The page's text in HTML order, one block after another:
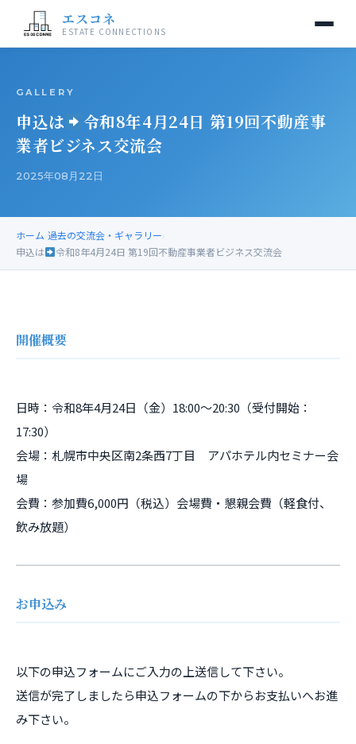
エスコネ
ESTATE CONNECTIONS
GALLERY
申込は
令和8年4月24日 第19回不動産事
業者ビジネス交流会
2025年08月22日
ホーム 過去の交流会・ギャラリー
申込は
令和8年4月24日 第19回不動産事業者ビジネス交流会
開催概要
日時：令和8年4月24日（金）18:00～20:30（受付開始：
17:30）
会場：札幌市中央区南2条西7丁目 アパホテル内セミナー会
場
会費：参加費6,000円（税込）会場費・懇親会費（軽食付、
飲み放題）
お申込み
以下の申込フォームにご入力の上送信して下さい。
送信が完了しましたら申込フォームの下からお支払いへお進
み下さい。